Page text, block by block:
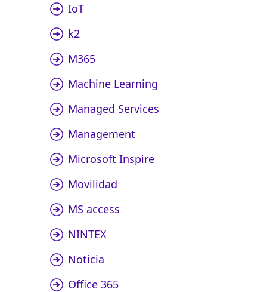
IoT
k2
M365
Machine Learning
Managed Services
Management
Microsoft Inspire
Movilidad
MS access
NINTEX
Noticia
Office 365